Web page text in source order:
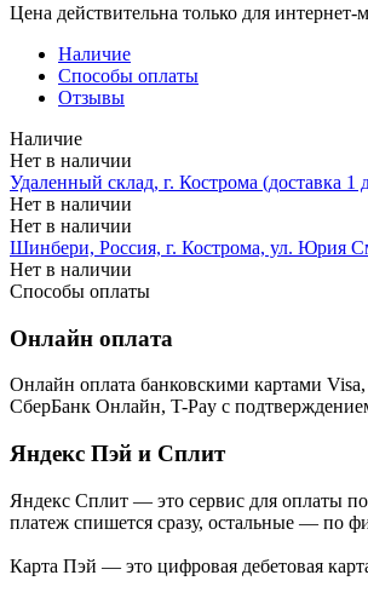
Цена действительна только для
Наличие
Способы оплаты
Отзывы
Наличие
Нет в наличии
Удаленный склад, г. Кострома (доставка 1
Нет в наличии
Нет в наличии
Шинбери, Россия, г. Кострома, ул. Юрия
Нет в наличии
Способы оплаты
Онлайн оплата
Онлайн оплата банковскими картами
СберБанк Онлайн, T-Pay с
Яндекс Пэй и Сплит
Яндекс Cплит — это сервис для оплаты
платеж спишется сразу, остальные — по
Карта Пэй — это цифровая дебетовая